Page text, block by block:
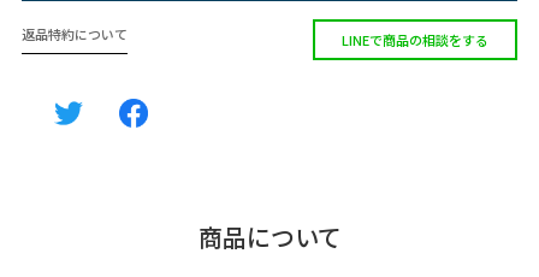
返品特約について LINEで商品の相談をする
商品について